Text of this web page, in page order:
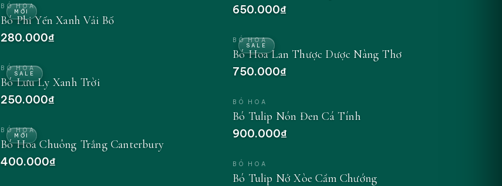
MỚI
BÓ HOA
Bó Phi Yến Xanh Vải Bố
280.000₫
SALE
BÓ HOA
Bó Lưu Ly Xanh Trời
250.000₫
MỚI
BÓ HOA
Bó Hoa Chuông Trắng Canterbury
400.000₫
650.000₫
SALE
BÓ HOA
Bó Hoa Lan Thược Dược Nàng Thơ
750.000₫
BÓ HOA
Bó Tulip Nón Đen Cá Tính
900.000₫
BÓ HOA
Bó Tulip Nở Xòe Cẩm Chướng